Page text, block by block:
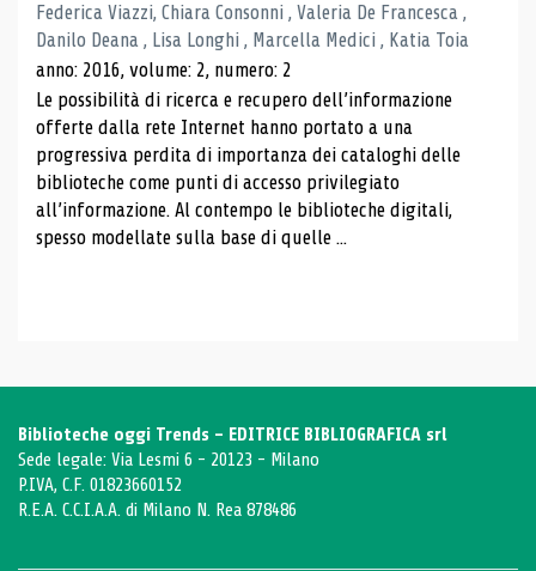
Federica Viazzi, Chiara Consonni , Valeria De Francesca ,
Danilo Deana , Lisa Longhi , Marcella Medici , Katia Toia
anno: 2016, volume: 2, numero: 2
Le possibilità di ricerca e recupero dell’informazione
offerte dalla rete Internet hanno portato a una
progressiva perdita di importanza dei cataloghi delle
biblioteche come punti di accesso privilegiato
all’informazione. Al contempo le biblioteche digitali,
spesso modellate sulla base di quelle ...
Biblioteche oggi Trends - EDITRICE BIBLIOGRAFICA srl
Sede legale: Via Lesmi 6 - 20123 - Milano
P.IVA, C.F. 01823660152
R.E.A. C.C.I.A.A. di Milano N. Rea 878486